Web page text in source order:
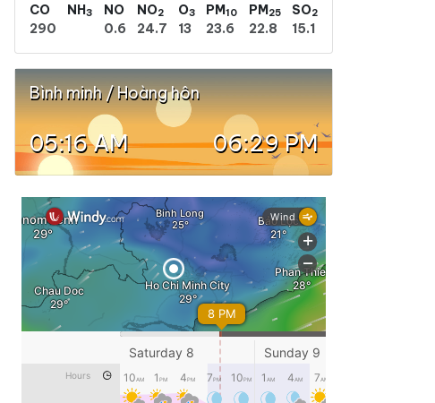
CO
290
NH3
NO
0.6
NO2
24.7
O3
13
PM10
23.6
PM25
22.8
SO2
15.1
Bình minh / Hoàng hôn
05:16 AM 06:29 PM